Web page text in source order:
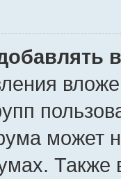
может
Также